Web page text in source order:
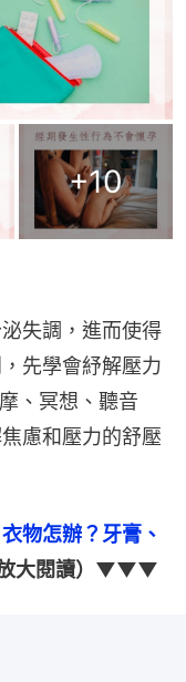
+10
失調，進而使得
先學會紓解壓力
、冥想、聽音
慮和壓力的舒壓
物怎辦？牙膏、
放大閱讀）▼▼▼